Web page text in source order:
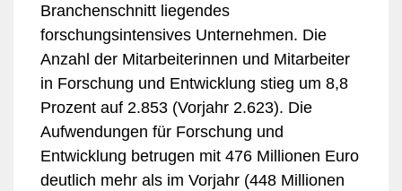
Branchenschnitt liegendes
forschungsintensives Unternehmen. Die
Anzahl der Mitarbeiterinnen und Mitarbeiter
in Forschung und Entwicklung stieg um 8,8
Prozent auf 2.853 (Vorjahr 2.623). Die
Aufwendungen für Forschung und
Entwicklung betrugen mit 476 Millionen Euro
deutlich mehr als im Vorjahr (448 Millionen